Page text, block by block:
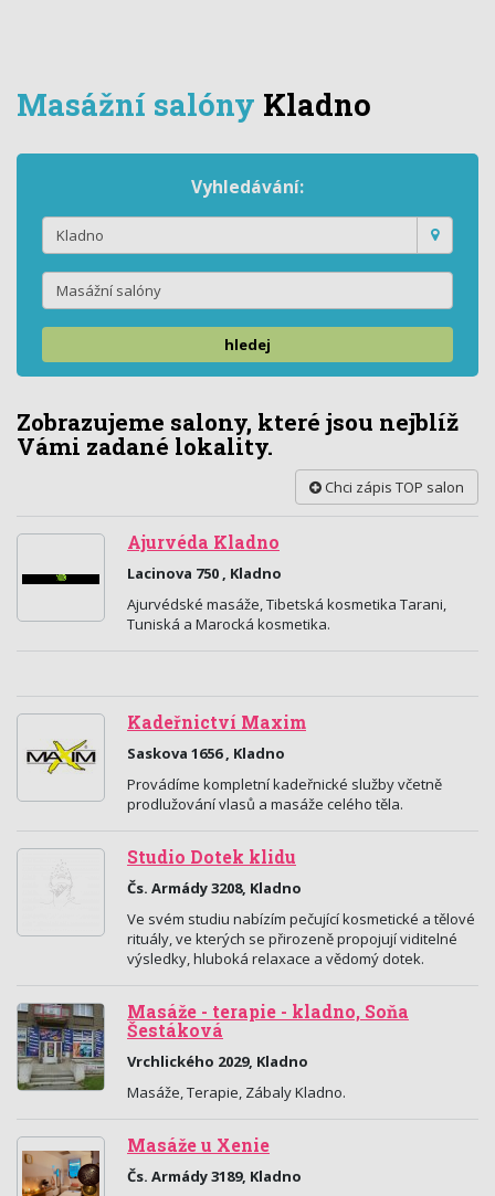
Masážní salóny Kladno
Vyhledávání:
hledej
Zobrazujeme salony, které jsou nejblíž
Vámi zadané lokality.
Chci zápis TOP salon
Ajurvéda Kladno
Lacinova 750 , Kladno
Ajurvédské masáže, Tibetská kosmetika Tarani,
Tuniská a Marocká kosmetika.
Kadeřnictví Maxim
Saskova 1656 , Kladno
Provádíme kompletní kadeřnické služby včetně
prodlužování vlasů a masáže celého těla.
Studio Dotek klidu
Čs. Armády 3208, Kladno
Ve svém studiu nabízím pečující kosmetické a tělové
rituály, ve kterých se přirozeně propojují viditelné
výsledky, hluboká relaxace a vědomý dotek.
Masáže - terapie - kladno, Soňa
Šestáková
Vrchlického 2029, Kladno
Masáže, Terapie, Zábaly Kladno.
Masáže u Xenie
Čs. Armády 3189, Kladno